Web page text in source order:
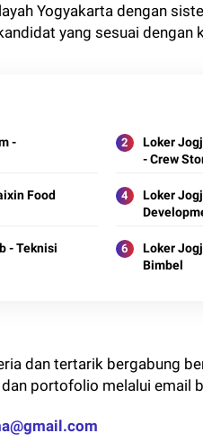
Yogyakarta dengan
yang sesuai dengan
-
Loker
- Crew
Food
Loker
- Teknisi
Loker
Bimbel
dan tertarik bergabung
portofolio melalui email